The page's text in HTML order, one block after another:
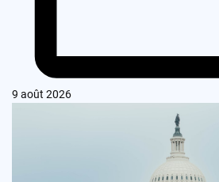
9 août 2026